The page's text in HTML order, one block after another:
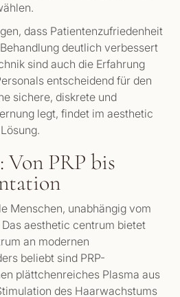
dass Patientenzufriedenheit
deutlich verbessert
sind auch die Erfahrung
entscheidend für den
sichere, diskrete und
legt, findet im aesthetic
Von PRP bis
Menschen, unabhängig vom
aesthetic centrum bietet
an modernen
beliebt sind PRP-
plättchenreiches Plasma aus
des Haarwachstums